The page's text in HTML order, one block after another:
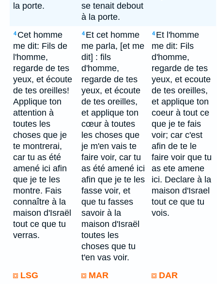
la porte.
se tenait debout
à la porte.
4 Cet homme
me dit: Fils de
l'homme,
regarde de tes
yeux, et écoute
de tes oreilles!
Applique ton
attention à
toutes les
choses que je
te montrerai,
car tu as été
amené ici afin
que je te les
montre. Fais
connaître à la
maison d'Israël
tout ce que tu
verras.
4 Et cet homme
me parla, [et me
dit] : fils
d'homme,
regarde de tes
yeux, et écoute
de tes oreilles,
et applique ton
cœur à toutes
les choses que
je m'en vais te
faire voir, car tu
as été amené ici
afin que je te les
fasse voir, et
que tu fasses
savoir à la
maison d'Israël
toutes les
choses que tu
t'en vas voir.
4 Et l'homme
me dit: Fils
d'homme,
regarde de tes
yeux, et ecoute
de tes oreilles,
et applique ton
coeur à tout ce
que je te fais
voir; car c'est
afin de te le
faire voir que tu
as ete amene
ici. Declare à la
maison d'Israel
tout ce que tu
vois.
LSG MAR DAR